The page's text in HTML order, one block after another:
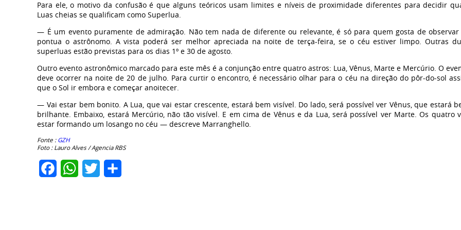
Para ele, o motivo da confusão é que alguns teóricos usam limites e níveis de proximidade diferentes para decidir
Luas cheias se qualificam como Superlua.
— É um evento puramente de admiração. Não tem nada de diferente ou relevante, é só para quem gosta de
pontua o astrônomo. A vista poderá ser melhor apreciada na noite de terça-feira, se o céu estiver limpo. Outras
superluas estão previstas para os dias 1º e 30 de agosto.
Outro evento astronômico marcado para este mês é a conjunção entre quatro astros: Lua, Vênus, Marte e Mercúrio. O
deve ocorrer na noite de 20 de julho. Para curtir o encontro, é necessário olhar para o céu na direção do pôr-do-sol
que o Sol ir embora e começar anoitecer.
— Vai estar bem bonito. A Lua, que vai estar crescente, estará bem visível. Do lado, será possível ver Vênus, que estará
brilhante. Embaixo, estará Mercúrio, não tão visível. E em cima de Vênus e da Lua, será possível ver Marte. Os quatro
estar formando um losango no céu — descreve Marranghello.
Fonte :GZH
Foto : Lauro Alves / Agencia RBS
FacebookWhatsApp
Twitter